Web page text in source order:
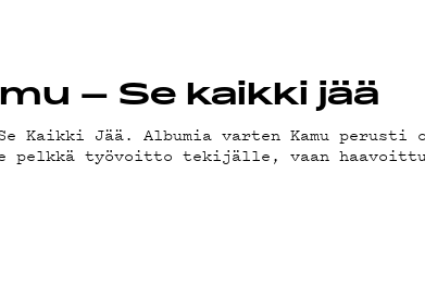
– Se kaikki jää
Se Kaikki Jää. Albumia varten Kamu
pelkkä työvoitto tekijälle, vaan